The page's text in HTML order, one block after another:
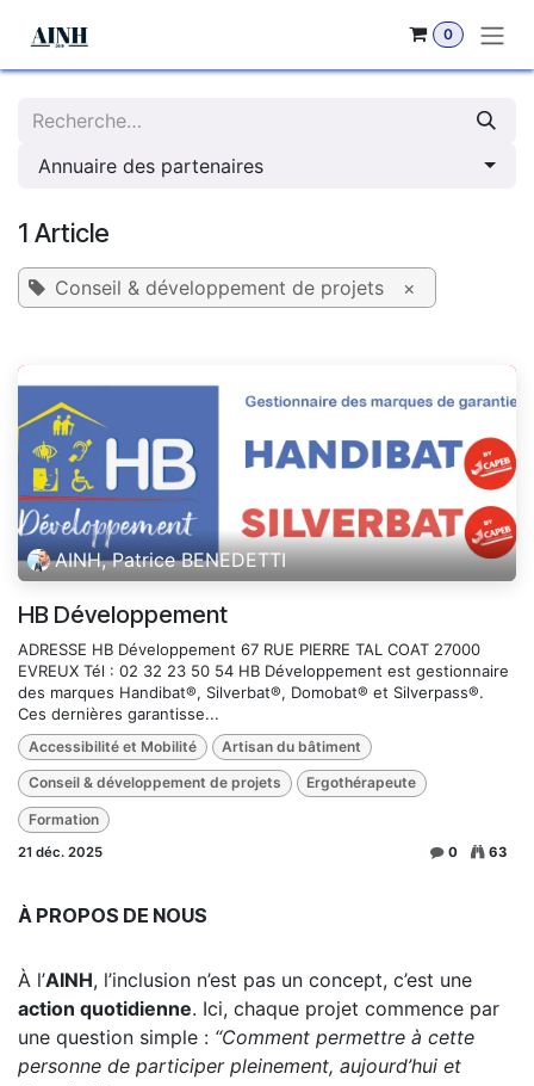
0
Annuaire des partenaires
1 Article
Conseil & développement de projets ×
AINH, Patrice BENEDETTI
HB Développement
ADRESSE HB Développement 67 RUE PIERRE TAL COAT 27000
EVREUX Tél : 02 32 23 50 54 HB Développement est gestionnaire
des marques Handibat®, Silverbat®, Domobat® et Silverpass®.
Ces dernières garantisse...
Accessibilité et Mobilité Artisan du bâtiment
Conseil & développement de projets Ergothérapeute
Formation
21 déc. 2025 0 63
À PROPOS DE NOUS
À l’AINH, l’inclusion n’est pas un concept, c’est une
action quotidienne. Ici, chaque projet commence par
une question simple : “Comment permettre à cette
personne de participer pleinement, aujourd’hui et